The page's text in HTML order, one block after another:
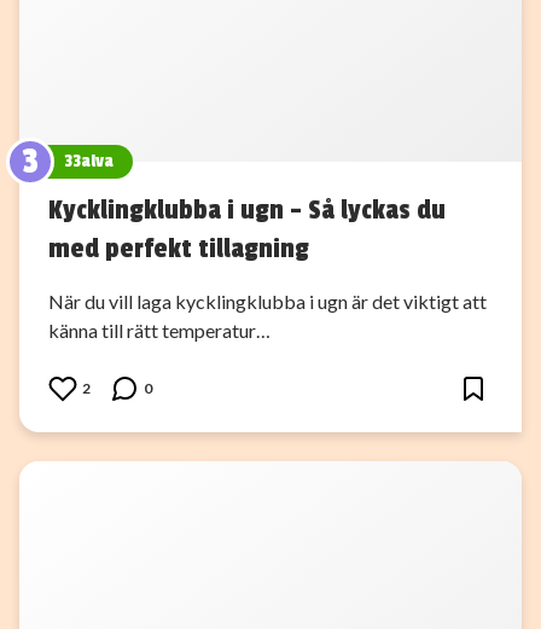
3 33alva
Kycklingklubba i ugn – Så lyckas du
med perfekt tillagning
När du vill laga kycklingklubba i ugn är det viktigt att
känna till rätt temperatur…
2 0